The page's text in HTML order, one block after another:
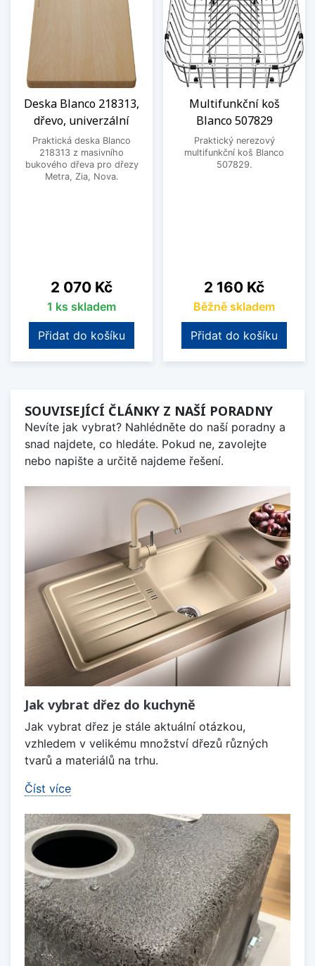
Deska Blanco 218313,
dřevo, univerzální
Praktická deska Blanco
218313 z masivního
bukového dřeva pro dřezy
Metra, Zia, Nova.
Cena
2 070 Kč
1 ks skladem
Přidat do košíku
Multifunkční koš
Blanco 507829
Praktický nerezový
multifunkční koš Blanco
507829.
Cena
2 160 Kč
Běžně skladem
Přidat do košíku
SOUVISEJÍCÍ ČLÁNKY Z NAŠÍ PORADNY
Nevíte jak vybrat? Nahlédněte do naší poradny a
snad najdete, co hledáte. Pokud ne, zavolejte
nebo napište a určitě najdeme řešení.
Jak vybrat dřez do kuchyně
Jak vybrat dřez je stále aktuální otázkou,
vzhledem v velikému množství dřezů různých
tvarů a materiálů na trhu.
Číst více